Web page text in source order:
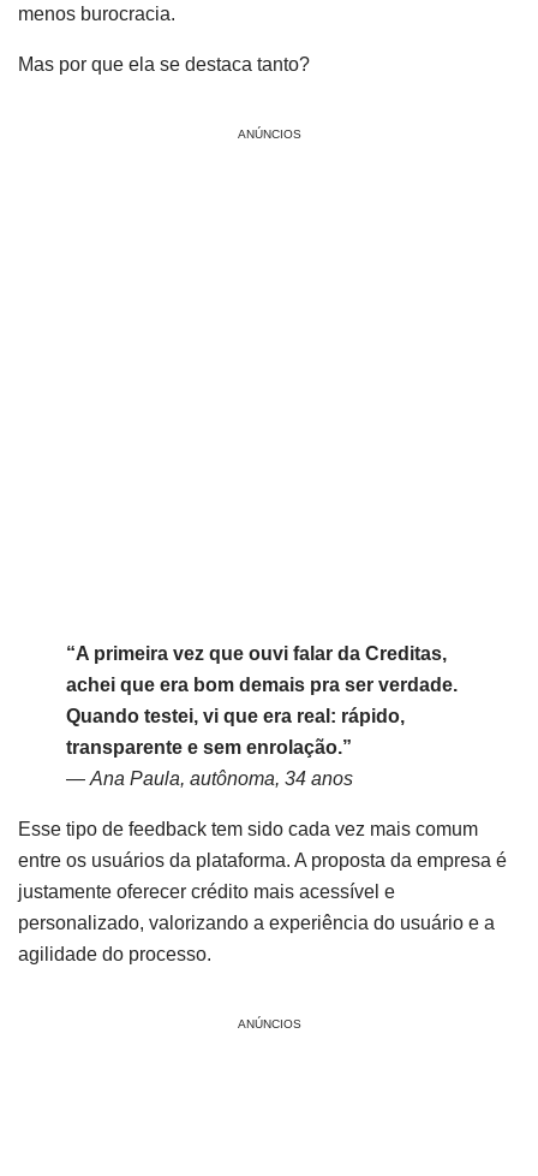
menos burocracia.
Mas por que ela se destaca tanto?
ANÚNCIOS
“A primeira vez que ouvi falar da Creditas,
achei que era bom demais pra ser verdade.
Quando testei, vi que era real: rápido,
transparente e sem enrolação.”
— Ana Paula, autônoma, 34 anos
Esse tipo de feedback tem sido cada vez mais comum
entre os usuários da plataforma. A proposta da empresa é
justamente oferecer crédito mais acessível e
personalizado, valorizando a experiência do usuário e a
agilidade do processo.
ANÚNCIOS